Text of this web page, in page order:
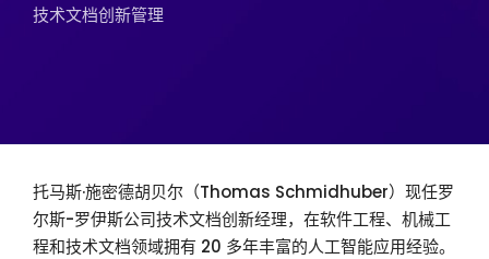
技术文档创新管理
托马斯·施密德胡贝尔（Thomas Schmidhuber）现任罗
尔斯-罗伊斯公司技术文档创新经理，在软件工程、机械工
程和技术文档领域拥有 20 多年丰富的人工智能应用经验。